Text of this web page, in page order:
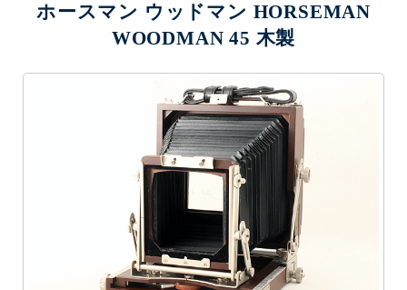
ホースマン ウッドマン HORSEMAN
WOODMAN 45 木製